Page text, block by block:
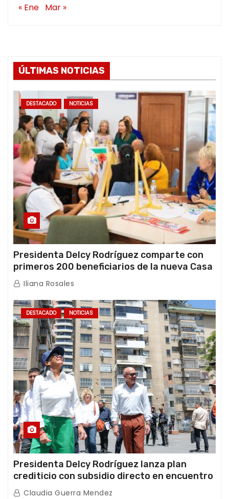
« Ene Mar »
ÚLTIMAS NOTICIAS
DESTACADO NOTICIAS
Presidenta Delcy Rodríguez comparte con
primeros 200 beneficiarios de la nueva Casa
de los Abuelos “La Primavera” en Caracas
Iliana Rosales
DESTACADO NOTICIAS
Presidenta Delcy Rodríguez lanza plan
crediticio con subsidio directo en encuentro
con Juntas de Condominio
Claudia Guerra Mendez